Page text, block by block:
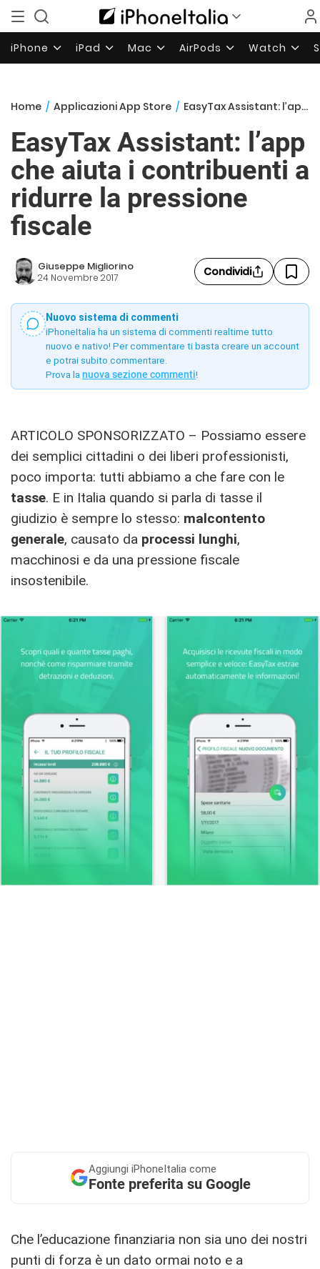
iPhone iPad Mac AirPods Watch
Home / Applicazioni App Store / EasyTax Assistant: l’app che aiuta i contribuenti a ridurre la pressione fiscale
EasyTax Assistant: l’app
che aiuta i contribuenti a
ridurre la pressione
fiscale
Giuseppe Migliorino
24 Novembre 2017 Condividi
Nuovo sistema di commenti
iPhoneItalia ha un sistema di commenti realtime tutto
nuovo e nativo! Per commentare ti basta creare un account
e potrai subito commentare.
Prova la nuova sezione commenti!
ARTICOLO SPONSORIZZATO – Possiamo essere
dei semplici cittadini o dei liberi professionisti,
poco importa: tutti abbiamo a che fare con le
tasse. E in Italia quando si parla di tasse il
giudizio è sempre lo stesso: malcontento
generale, causato da processi lunghi,
macchinosi e da una pressione fiscale
insostenibile.
Aggiungi iPhoneItalia come
Fonte preferita su Google
Che l’educazione finanziaria non sia uno dei nostri
punti di forza è un dato ormai noto e a